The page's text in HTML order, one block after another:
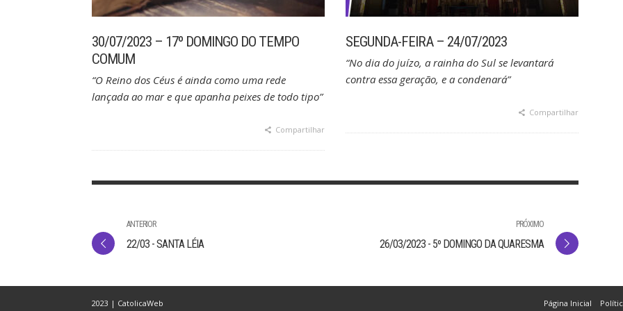
30/07/2023 – 17º DOMINGO DO TEMPO
COMUM
“O Reino dos Céus é ainda como uma rede
lançada ao mar e que apanha peixes de todo tipo”
Compartilhar
SEGUNDA-FEIRA – 24/07/2023
“No dia do juízo, a rainha do Sul se levantará
contra essa geração, e a condenará”
Compartilhar
ANTERIOR
22/03 - SANTA LÉIA
PRÓXIMO
26/03/2023 - 5º DOMINGO DA QUARESMA
2023 | CatolicaWeb Página Inicial